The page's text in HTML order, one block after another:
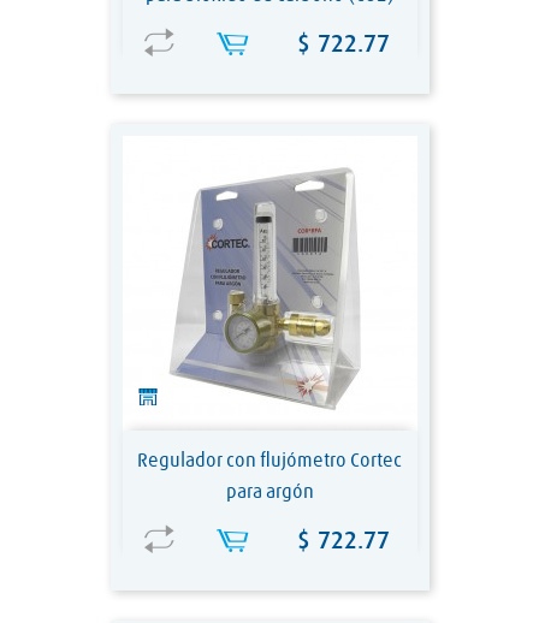
$ 722.77
Precio
Regulador con flujómetro Cortec
para argón
$ 722.77
Precio